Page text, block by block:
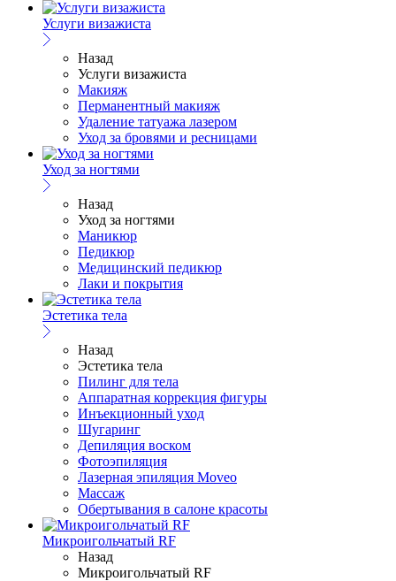
Услуги визажиста
Назад
Услуги визажиста
Макияж
Перманентный макияж
Удаление татуажа лазером
Уход за бровями и ресницами
Уход за ногтями
Назад
Уход за ногтями
Маникюр
Педикюр
Медицинский педикюр
Лаки и покрытия
Эстетика тела
Назад
Эстетика тела
Пилинг для тела
Аппаратная коррекция фигуры
Инъекционный уход
Шугаринг
Депиляция воском
Фотоэпиляция
Лазерная эпиляция Moveo
Массаж
Обертывания в салоне красоты
Микроигольчатый RF
Назад
Микроигольчатый RF